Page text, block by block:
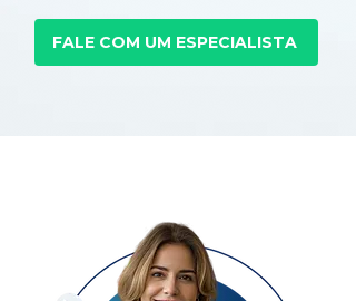
FALE COM UM ESPECIALISTA